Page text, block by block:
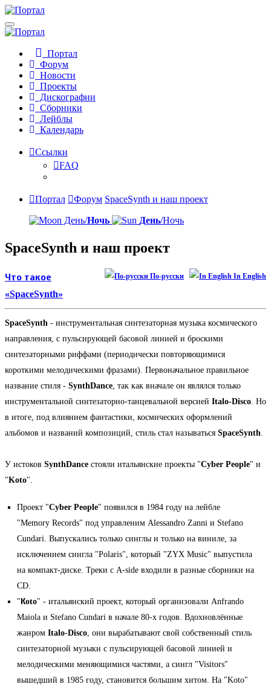
Портал
Форум
Новости
Проекты
Дискографии
Сборники
Лейблы
Календарь
Ссылки
FAQ
Портал Форум SpaceSynth и наш проект
День/Ночь День/Ночь
SpaceSynth и наш проект
По-русски In English
Что такое
«SpaceSynth»
SpaceSynth - инструментальная синтезаторная музыка космического
направления, с пульсирующей басовой линией и броскими
синтезаторными риффами (периодически повторяющимися
короткими мелодическими фразами). Первоначальное правильное
название стиля - SynthDance , так как вначале он являлся только
инструментальной синтезаторно-танцевальной версией Italo-Disco . Но
в итоге, под влиянием фантастики, космических оформлений
альбомов и названий композиций, стиль стал называться SpaceSynth
У истоков SynthDance стояли итальянские проекты "Cyber People" и
"Koto".
Проект "Cyber People" появился в 1984 году на лейбле
"Memory Records" под управленим Alessandro Zanni и Stefano
Cundari. Выпускались только синглы и только на виниле, за
исключением сингла "Polaris", который "ZYX Music" выпустила
на компакт-диске. Треки с A-side входили в разные сборники на
CD.
" Кoto" - итальянский проект, который организовали Anfrando
Maiola и Stefano Cundari в начале 80-х годов. Вдохновлённые
жанром Italo-Disco , они вырабатывают свой собственный стиль
синтезаторной музыки с пульсирующей басовой линией и
мелодическими меняющимися частями, а сингл "Visitors"
вышедший в 1985 году, становится большим хитом. На "Koto"